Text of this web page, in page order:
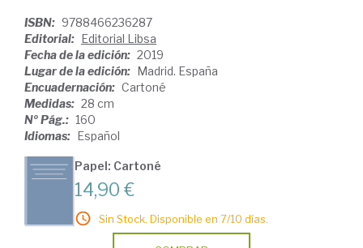
ISBN: 9788466236287
Editorial: Editorial Libsa
Fecha de la edición: 2019
Lugar de la edición: Madrid. España
Encuadernación: Cartoné
Medidas: 28 cm
Nº Pág.: 160
Idiomas: Español
Papel: Cartoné
14,90 €
Sin Stock. Disponible en 7/10 días.